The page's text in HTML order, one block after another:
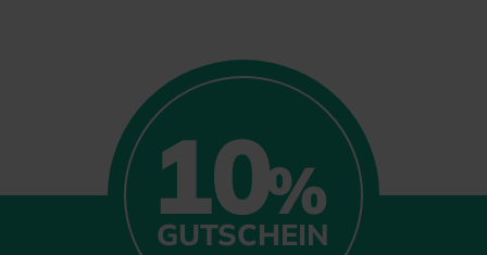
10%
GUTSCHEIN